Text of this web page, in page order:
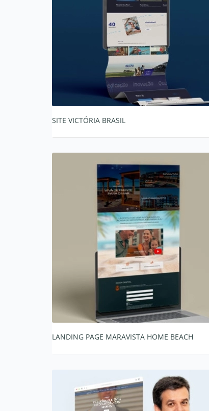
SITE VICTÓRIA BRASIL
LANDING PAGE MARAVISTA HOME BEACH